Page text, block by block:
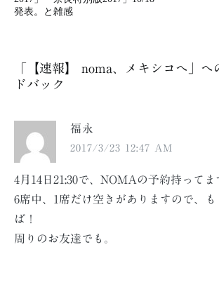
ゲ
シ
ョ
ン
発表。と雑感
【速報】 noma、メキシコへ
」
ドバック
福永
2017/3/23 12:47 AM
4月14日21:30で、NOMAの予約持ってま
6席中、1席だけ空きがありますので、
ば！
周りのお友達でも。